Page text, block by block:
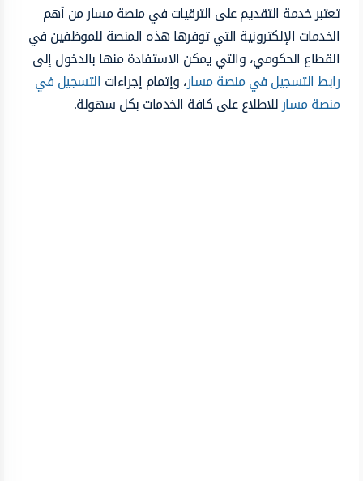
تعتبر خدمة التقديم على الترقيات في منصة مسار من أهم
الخدمات الإلكترونية التي توفرها هذه المنصة للموظفين في
القطاع الحكومي، والتي يمكن الاستفادة منها بالدخول إلى
رابط التسجيل في منصة مسار، وإتمام إجراءات التسجيل في
منصة مسارللاطلاع على كافة الخدمات بكل سهولة.